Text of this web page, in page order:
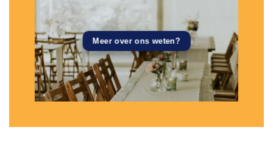
Meer over ons weten?